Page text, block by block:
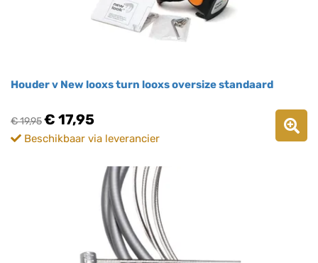
Houder v New looxs turn looxs oversize standaard
€ 19,95€ 17,95
Beschikbaar via leverancier